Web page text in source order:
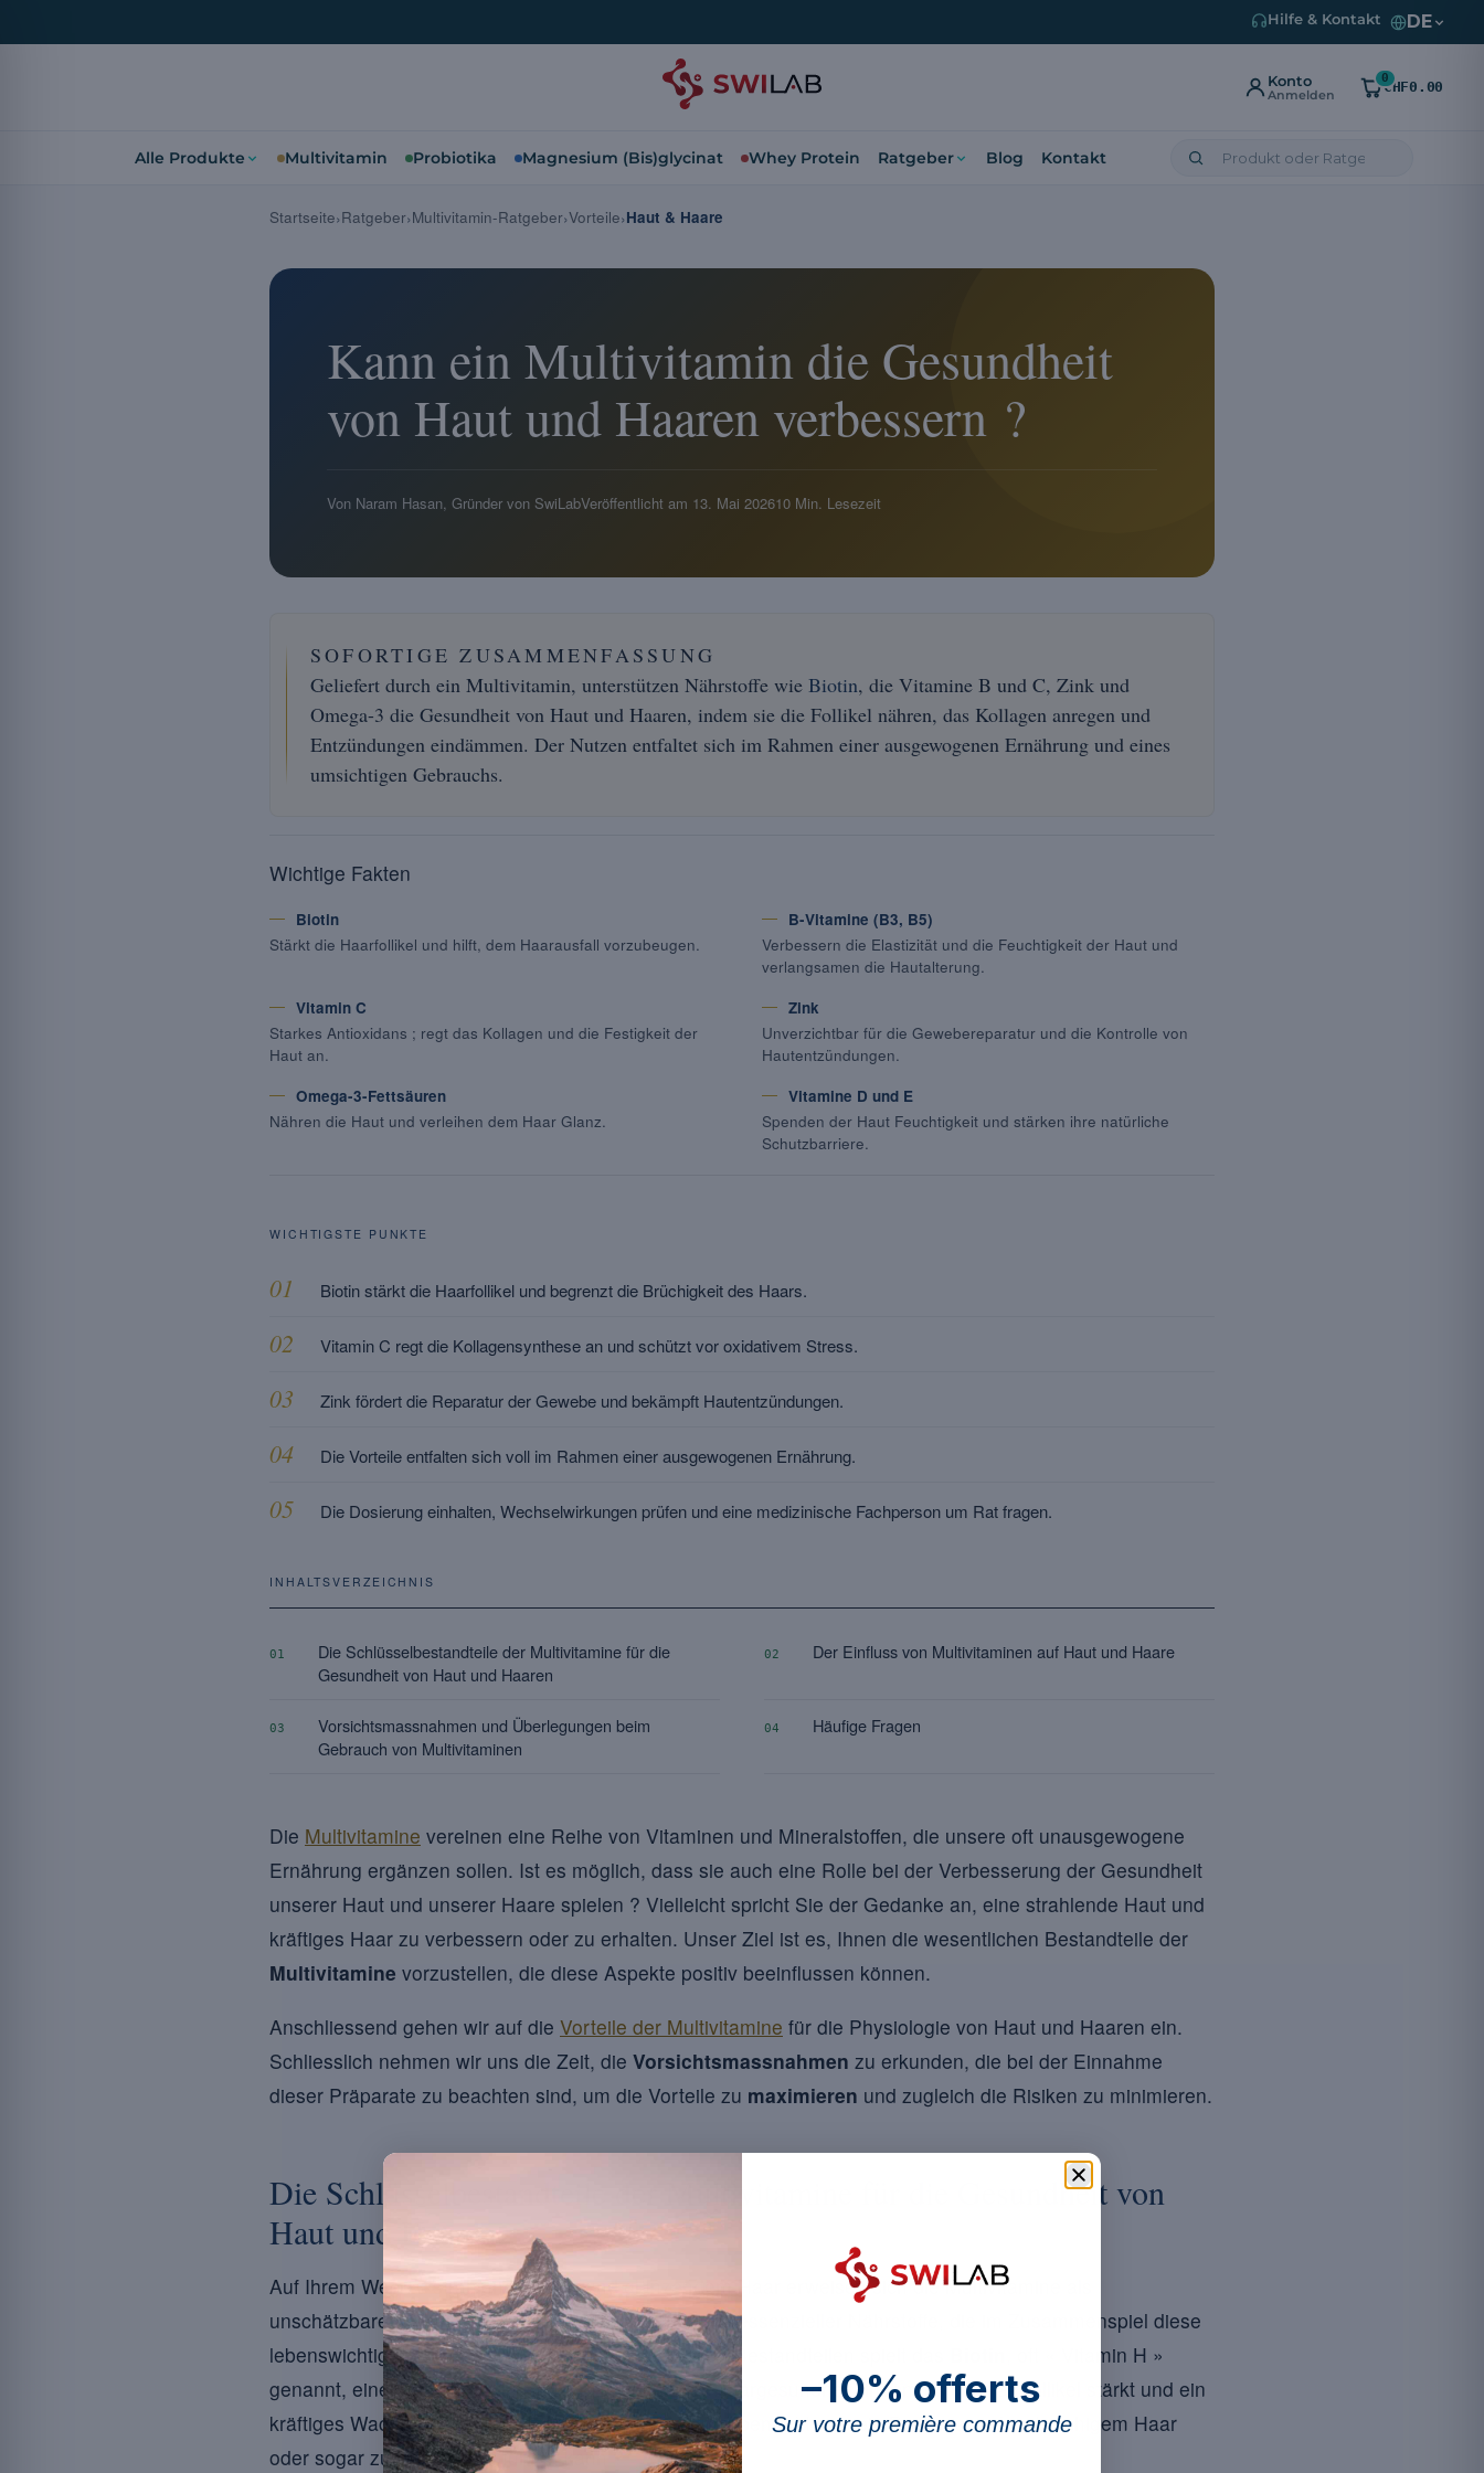
Hilfe & Kontakt DE
Konto
Anmelden
0
CHF0.00
Alle Produkte Multivitamin Probiotika Magnesium (Bis)glycinat Whey Protein Ratgeber Blog Kontakt
Kann ein Multivitamin die Gesundheit
von Haut und Haaren verbessern ?
Von Naram Hasan, Gründer von SwiLabVeröffentlicht am 13. Mai 202610 Min. Lesezeit
SOFORTIGE ZUSAMMENFASSUNG
Geliefert durch ein Multivitamin, unterstützen Nährstoffe wie Biotin, die Vitamine B und C, Zink und
Omega-3 die Gesundheit von Haut und Haaren, indem sie die Follikel nähren, das Kollagen anregen und
Entzündungen eindämmen. Der Nutzen entfaltet sich im Rahmen einer ausgewogenen Ernährung und eines
umsichtigen Gebrauchs.
Wichtige Fakten
Biotin
Stärkt die Haarfollikel und hilft, dem Haarausfall vorzubeugen.
B-Vitamine (B3, B5)
Verbessern die Elastizität und die Feuchtigkeit der Haut und
verlangsamen die Hautalterung.
Vitamin C
Starkes Antioxidans ; regt das Kollagen und die Festigkeit der
Haut an.
Zink
Unverzichtbar für die Gewebereparatur und die Kontrolle von
Hautentzündungen.
Omega-3-Fettsäuren
Nähren die Haut und verleihen dem Haar Glanz.
Vitamine D und E
Spenden der Haut Feuchtigkeit und stärken ihre natürliche
Schutzbarriere.
WICHTIGSTE PUNKTE
Biotin stärkt die Haarfollikel und begrenzt die Brüchigkeit des Haars.
Vitamin C regt die Kollagensynthese an und schützt vor oxidativem Stress.
Zink fördert die Reparatur der Gewebe und bekämpft Hautentzündungen.
Die Vorteile entfalten sich voll im Rahmen einer ausgewogenen Ernährung.
Die Dosierung einhalten, Wechselwirkungen prüfen und eine medizinische Fachperson um Rat fragen.
INHALTSVERZEICHNIS
01
Die Schlüsselbestandteile der Multivitamine für die
Gesundheit von Haut und Haaren
02 Der Einfluss von Multivitaminen auf Haut und Haare
03
Vorsichtsmassnahmen und Überlegungen beim
Gebrauch von Multivitaminen
04 Häufige Fragen
Die Multivitamine vereinen eine Reihe von Vitaminen und Mineralstoffen, die unsere oft unausgewogene
Ernährung ergänzen sollen. Ist es möglich, dass sie auch eine Rolle bei der Verbesserung der Gesundheit
unserer Haut und unserer Haare spielen ? Vielleicht spricht Sie der Gedanke an, eine strahlende Haut und
kräftiges Haar zu verbessern oder zu erhalten. Unser Ziel ist es, Ihnen die wesentlichen Bestandteile der
Multivitamine vorzustellen, die diese Aspekte positiv beeinflussen können.
Anschliessend gehen wir auf die Vorteile der Multivitamine für die Physiologie von Haut und Haaren ein.
Schliesslich nehmen wir uns die Zeit, die Vorsichtsmassnahmen zu erkunden, die bei der Einnahme
dieser Präparate zu beachten sind, um die Vorteile zu maximieren und zugleich die Risiken zu minimieren.
Die Schlüsselbestandteile der Multivitamine für die Gesundheit von
Haut und Haaren
Auf Ihrem Weg zu strahlender Haut und glänzendem Haar erweisen sich die Multivitamine als
unschätzbare Verbündete. Sie enthalten eine Palette essenzieller Nährstoffe, die im Zusammenspiel diese
lebenswichtigen Gewebe unterstützen. Unter diesen Bestandteilen spielt das
, oft « Vitamin H »
genannt, eine grundlegende Rolle beim Erhalt der Haargesundheit, indem es die Haarfollikel stärkt und ein
kräftiges Wachstum fördert. Haben Sie schon einmal bemerkt, wie ein Biotinmangel zu brüchigem Haar
oder sogar zu Haarausfall führen kann ?
Startseite Ratgeber Multivitamin-Ratgeber Vorteile Haut & Haare
–10% offerts
Sur votre première commande